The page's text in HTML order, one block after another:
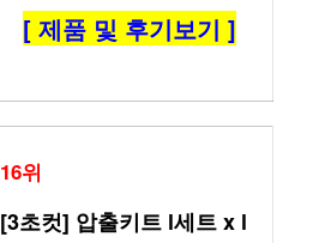
[ 제품 및 후기보기 ]
16위
[3초컷] 압출키트 l세트 x l